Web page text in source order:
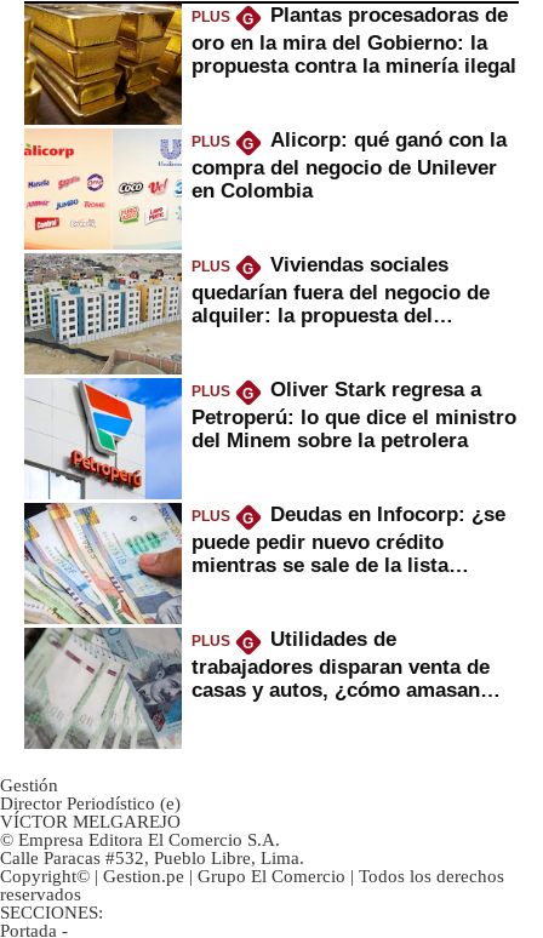
PLUS G
Plantas procesadoras de
oro en la mira del Gobierno: la
propuesta contra la minería ilegal
PLUS G
Alicorp: qué ganó con la
compra del negocio de Unilever
en Colombia
PLUS G
Viviendas sociales
quedarían fuera del negocio de
alquiler: la propuesta del
PLUS G
Oliver Stark regresa a
Petroperú: lo que dice el ministro
del Minem sobre la petrolera
PLUS G
Deudas en Infocorp: ¿se
puede pedir nuevo crédito
mientras se sale de la lista
PLUS G
Utilidades de
trabajadores disparan venta de
casas y autos, ¿cómo amasan
Gestión
Director Periodístico (e)
VÍCTOR MELGAREJO
© Empresa Editora El Comercio S.A.
Calle Paracas #532, Pueblo Libre, Lima.
Copyright© | Gestion.pe | Grupo El Comercio | Todos los derechos
reservados
SECCIONES:
Portada -